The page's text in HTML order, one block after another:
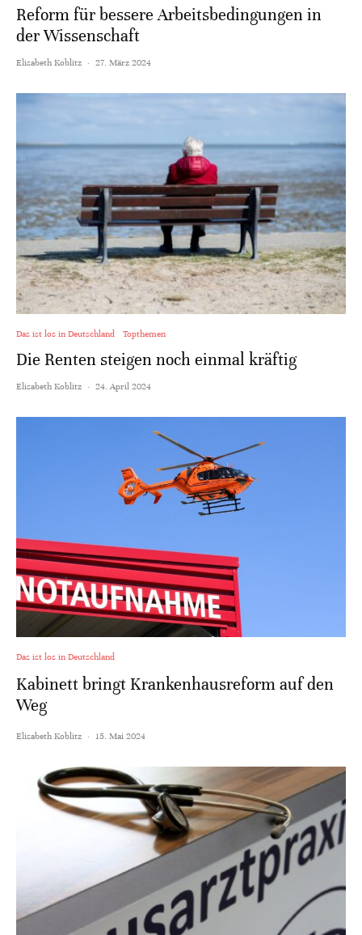
Reform für bessere Arbeitsbedingungen in
der Wissenschaft
Elisabeth Koblitz · 27. März 2024
Das ist los in Deutschland Topthemen
Die Renten steigen noch einmal kräftig
Elisabeth Koblitz · 24. April 2024
Das ist los in Deutschland
Kabinett bringt Krankenhausreform auf den
Weg
Elisabeth Koblitz · 15. Mai 2024